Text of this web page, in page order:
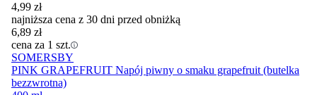
4,99 zł
najniższa cena z 30 dni przed obniżką
6,89 zł
cena za 1 szt.
SOMERSBY
PINK GRAPEFRUIT Napój piwny o smaku grapefruit (butelka
bezzwrotna)